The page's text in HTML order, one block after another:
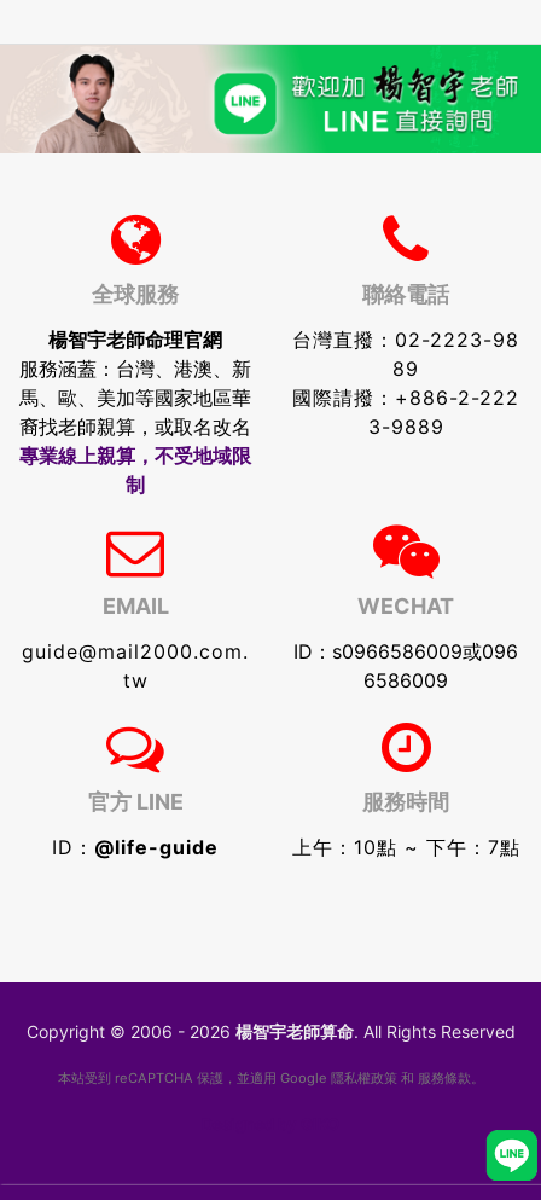
全球服務
楊智宇老師命理官網
服務涵蓋：台灣、港澳、新
馬、歐、美加等國家地區華
裔找老師親算，或取名改名
專業線上親算，不受地域限
制
聯絡電話
台灣直撥： 02-2223-98
89
國際請撥： +886-2-222
3-9889
EMAIL
guide@mail2000.com.
tw
WECHAT
ID：s0966586009或096
6586009
官方 LINE
ID： @life-guide
服務時間
上午：10點 ~ 下午：7點
Copyright © 2006 - 2026 楊智宇老師算命. All Rights Reserved
本站受到 reCAPTCHA 保護，並適用 Google 隱私權政策和 服務條款。